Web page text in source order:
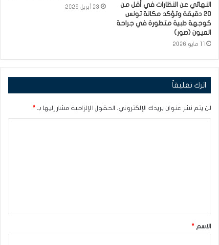
النهائي عن النظارات في أقل من
20 دقيقة وتؤكد مكانة تونس
كوجهة طبية متطورة في جراحة
العيون (صور)
23 أبريل 2026
اترك تعليقاً
لن يتم نشر عنوان بريدك الإلكتروني. الحقول الإلزامية مشار إليها بـ *
ق
*الاسم *